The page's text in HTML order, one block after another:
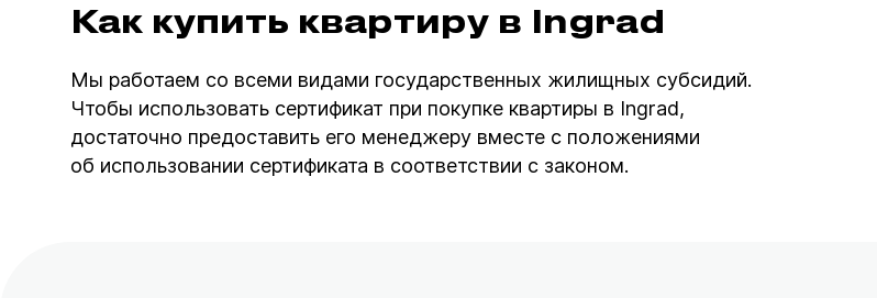
Как купить квартиру в Ingrad
Мы работаем со всеми видами государственных жилищных субсидий.
Чтобы использовать сертификат при покупке квартиры в Ingrad,
достаточно предоставить его менеджеру вместе с положениями
об использовании сертификата в соответствии с законом.